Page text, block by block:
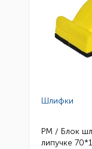
Шлифки
РМ / Блок
липучке